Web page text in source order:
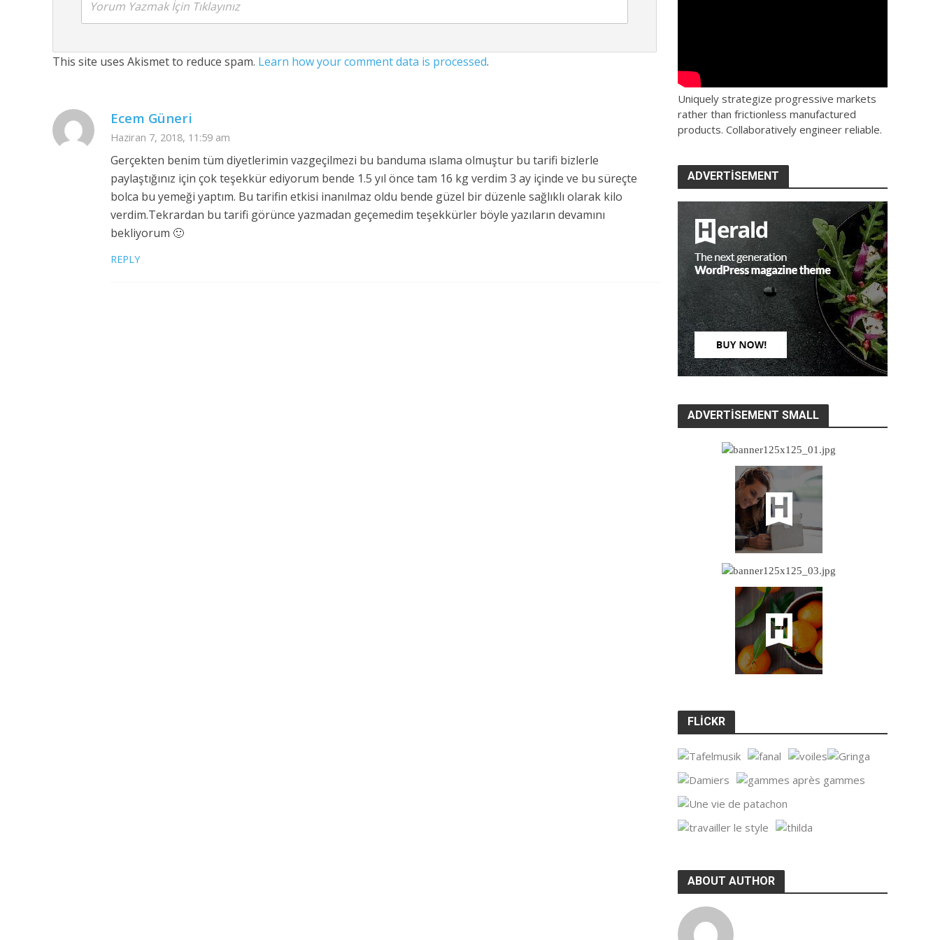
Yorum Yazmak İçin Tıklayınız
This site uses Akismet to reduce spam. Learn how your comment data is processed.
Ecem Güneri
Haziran 7, 2018, 11:59 am
Gerçekten benim tüm diyetlerimin vazgeçilmezi bu banduma ıslama olmuştur bu tarifi bizlerle
paylaştığınız için çok teşekkür ediyorum bende 1.5 yıl önce tam 16 kg verdim 3 ay içinde ve bu süreçte
bolca bu yemeği yaptım. Bu tarifin etkisi inanılmaz oldu bende güzel bir düzenle sağlıklı olarak kilo
verdim.Tekrardan bu tarifi görünce yazmadan geçemedim teşekkürler böyle yazıların devamını
bekliyorum 🙂
REPLY
Uniquely strategize progressive markets
rather than frictionless manufactured
products. Collaboratively engineer reliable.
ADVERTISEMENT
ADVERTISEMENT SMALL
FLICKR
ABOUT AUTHOR